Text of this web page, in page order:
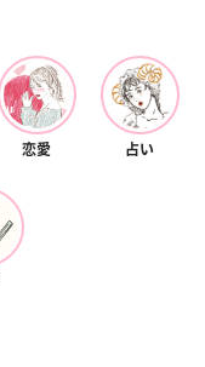
恋愛 占い